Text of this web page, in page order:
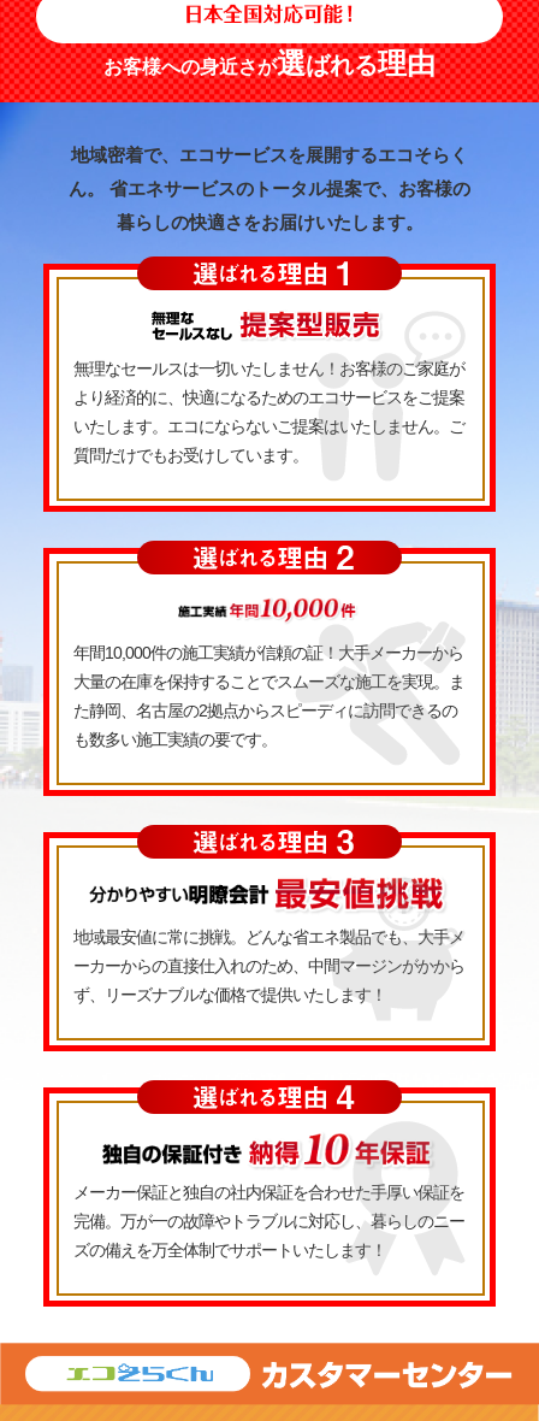
お客様への身近さが選ばれる理由
地域密着で、エコサービスを展開するエコそらく
ん。
省エネサービスのトータル提案で、お客様の
暮らしの快適さをお届けいたします。
無理なセールスは一切いたしません！お客様のご家庭が
より経済的に、快適になるためのエコサービスをご提案
いたします。エコにならないご提案はいたしません。ご
質問だけでもお受けしています。
年間10,000件の施工実績が信頼の証！大手メーカーから
大量の在庫を保持することでスムーズな施工を実現。ま
た静岡、名古屋の2拠点からスピーディに訪問できるの
も数多い施工実績の要です。
地域最安値に常に挑戦。どんな省エネ製品でも、大手メ
ーカーからの直接仕入れのため、中間マージンがかから
ず、リーズナブルな価格で提供いたします！
メーカー保証と独自の社内保証を合わせた手厚い保証を
完備。万が一の故障やトラブルに対応し、暮らしのニー
ズの備えを万全体制でサポートいたします！